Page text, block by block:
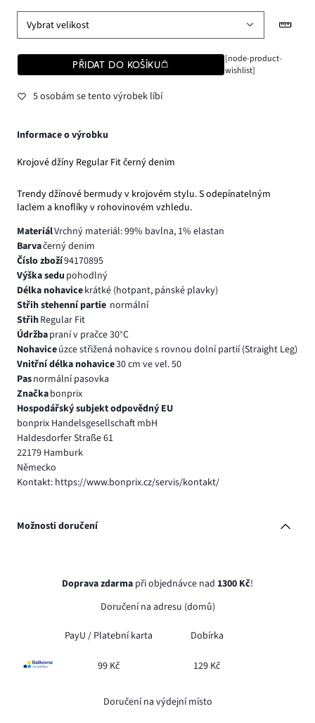
Vybrat velikost
PŘIDAT DO KOŠÍKU
[node-product-
wishlist]
5 osobám se tento výrobek líbí
Informace o výrobku
Krojové džíny Regular Fit černý denim
Trendy džínové bermudy v krojovém stylu. S odepínatelným
laclem a knoflíky v rohovinovém vzhledu.
MateriálVrchný materiál: 99% bavlna, 1% elastan
Barvačerný denim
Číslo zboží94170895
Výška sedu pohodlný
Délka nohavicekrátké (hotpant, pánské plavky)
Střih stehenní partie normální
StřihRegular Fit
Údržbapraní v pračce 30°C
Nohaviceúzce střižená nohavice s rovnou dolní partií (Straight Leg)
Vnitřní délka nohavice30 cm ve vel. 50
Pasnormální pasovka
Značkabonprix
Hospodářský subjekt odpovědný EU
bonprix Handelsgesellschaft mbH
Haldesdorfer Straße 61
22179 Hamburk
Německo
Kontakt: https://www.bonprix.cz/servis/kontakt/
Možnosti doručení
Doprava zdarma při objednávce nad 1300 Kč!
Doručení na adresu (domů)
PayU / Platební karta Dobírka
99 Kč 129 Kč
Doručení na výdejní místo